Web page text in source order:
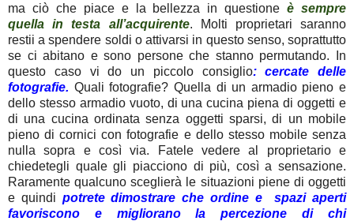
ma ciò che piace e la bellezza in questioneè sempre
quella in testa all’acquirente. Molti proprietari saranno
restii a spendere soldi o attivarsi in questo senso, soprattutto
se ci abitano e sono persone che stanno permutando. In
questo caso vi do un piccolo consiglio: cercate delle
fotografie. Quali fotografie? Quella di un armadio pieno e
dello stesso armadio vuoto, di una cucina piena di oggetti e
di una cucina ordinata senza oggetti sparsi, di un mobile
pieno di cornici con fotografie e dello stesso mobile senza
nulla sopra e così via. Fatele vedere al proprietario e
chiedetegli quale gli piacciono di più, così a sensazione.
Raramente qualcuno sceglierà le situazioni piene di oggetti
e quindi potrete dimostrare che ordine e spazi aperti
favoriscono e migliorano la percezione di chi